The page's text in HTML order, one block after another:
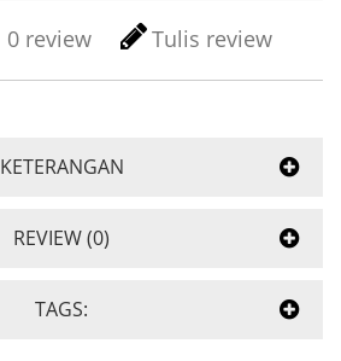
0 review Tulis review
KETERANGAN
REVIEW (0)
TAGS: